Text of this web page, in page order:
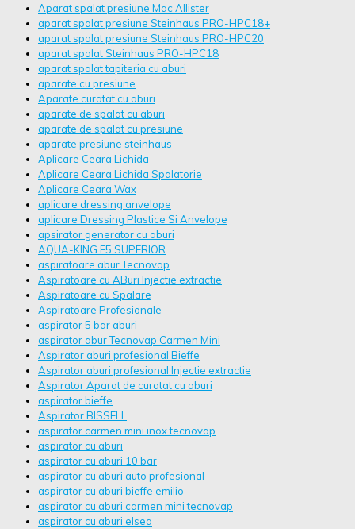
Aparat spalat presiune Mac Allister
aparat spalat presiune Steinhaus PRO-HPC18+
aparat spalat presiune Steinhaus PRO-HPC20
aparat spalat Steinhaus PRO-HPC18
aparat spalat tapiteria cu aburi
aparate cu presiune
Aparate curatat cu aburi
aparate de spalat cu aburi
aparate de spalat cu presiune
aparate presiune steinhaus
Aplicare Ceara Lichida
Aplicare Ceara Lichida Spalatorie
Aplicare Ceara Wax
aplicare dressing anvelope
aplicare Dressing Plastice Si Anvelope
apsirator generator cu aburi
AQUA-KING F5 SUPERIOR
aspiratoare abur Tecnovap
Aspiratoare cu ABuri Injectie extractie
Aspiratoare cu Spalare
Aspiratoare Profesionale
aspirator 5 bar aburi
aspirator abur Tecnovap Carmen Mini
Aspirator aburi profesional Bieffe
Aspirator aburi profesional Injectie extractie
Aspirator Aparat de curatat cu aburi
aspirator bieffe
Aspirator BISSELL
aspirator carmen mini inox tecnovap
aspirator cu aburi
aspirator cu aburi 10 bar
aspirator cu aburi auto profesional
aspirator cu aburi bieffe emilio
aspirator cu aburi carmen mini tecnovap
aspirator cu aburi elsea